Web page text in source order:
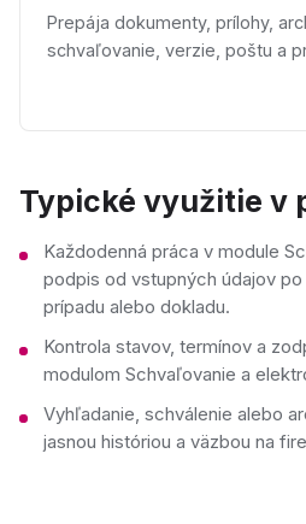
Prepája dokumenty, prílohy,
schvaľovanie, verzie, poštu a
Typické využitie v
Každodenná práca v module
podpis od vstupných údajov po
prípadu alebo dokladu.
Kontrola stavov, termínov a
modulom Schvaľovanie a
Vyhľadanie, schválenie alebo
jasnou históriou a väzbou na